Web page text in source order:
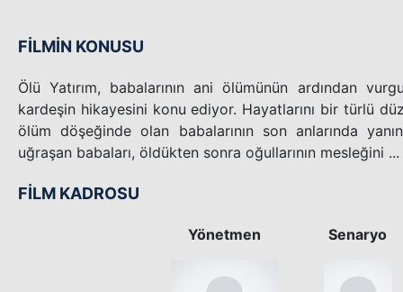
FİLMİN KONUSU
Ölü Yatırım, babalarının ani ölümünün ardından
kardeşin hikayesini konu ediyor. Hayatlarını bir türlü
ölüm döşeğinde olan babalarının son anlarında
uğraşan babaları, öldükten sonra oğullarının mesleğini ...
FİLM KADROSU
Yönetmen Senaryo